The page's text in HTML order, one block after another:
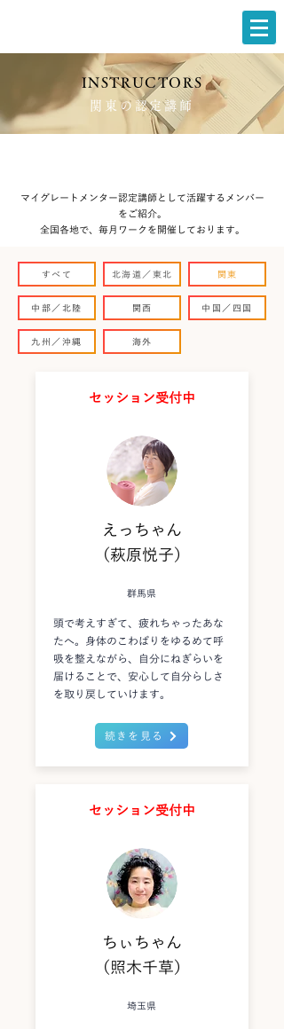
INSTRUCTORS
関東の認定講師
マイグレートメンター認定講師として活躍するメンバー
をご紹介。
全国各地で、毎月ワークを開催しております。
すべて 北海道／東北 関東
中部／北陸 関西 中国／四国
九州／沖縄 海外
セッション受付中
えっちゃん
（萩原悦子）
群馬県
頭で考えすぎて、疲れちゃったあな
たへ。身体のこわばりをゆるめて呼
吸を整えながら、自分にねぎらいを
届けることで、安心して自分らしさ
を取り戻していけます。
続きを見る
セッション受付中
ちぃちゃん
（照木千草）
埼玉県